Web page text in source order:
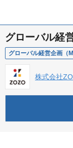
グローバル経
株式会社